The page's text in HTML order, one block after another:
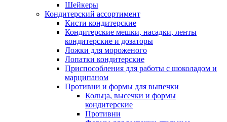
Шейкеры
Кондитерский ассортимент
Кисти кондитерские
Кондитерские мешки, насадки, ленты
кондитерские и дозаторы
Ложки для мороженого
Лопатки кондитерские
Приспособления для работы с шоколадом и
марципаном
Противни и формы для выпечки
Кольца, высечки и формы
кондитерские
Противни